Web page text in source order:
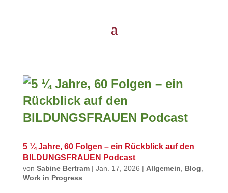
5 ¼ Jahre, 60 Folgen – ein Rückblick auf den
BILDUNGSFRAUEN Podcast
von Sabine Bertram| Jan. 17, 2026 | Allgemein Blog
Work in Progress